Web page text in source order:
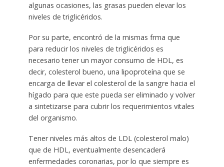
algunas ocasiones, las grasas pueden elevar los
niveles de triglicéridos.
Por su parte, encontró de la mismas frma que
para reducir los niveles de triglicéridos es
necesario tener un mayor consumo de HDL, es
decir, colesterol bueno, una lipoproteína que se
encarga de llevar el colesterol de la sangre hacia el
hígado para que este pueda ser eliminado y volver
a sintetizarse para cubrir los requerimientos vitales
del organismo.
Tener niveles más altos de LDL (colesterol malo)
que de HDL, eventualmente desencaderá
enfermedades coronarias, por lo que siempre es